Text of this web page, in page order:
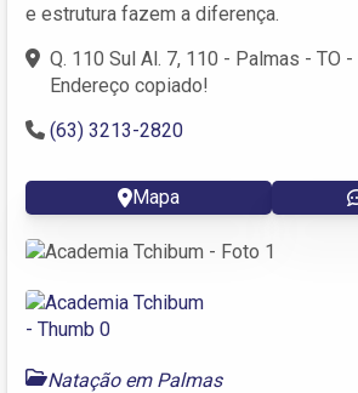
e estrutura fazem a diferença.
Q. 110 Sul Al. 7, 110 - Palmas - TO
Endereço copiado!
(63) 3213-2820
Mapa
Natação em Palmas